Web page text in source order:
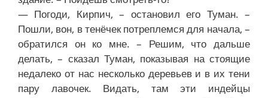
— Погоди, Кирпич, – остановил его Туман. –
Пошли, вон, в тенёчек потреплемся для начала, –
обратился он ко мне. – Решим, что дальше
делать, – сказал Туман, показывая на стоящие
недалеко от нас несколько деревьев и в их тени
пару лавочек. Видать, там эти индейцы